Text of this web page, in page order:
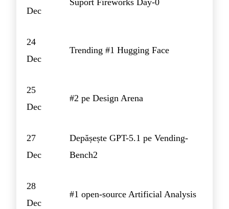
Dec
Suport Fireworks Day-0
24
Dec
Trending #1 Hugging Face
25
Dec
#2 pe Design Arena
27
Dec
Depășește GPT-5.1 pe Vending-
Bench2
28
Dec
#1 open-source Artificial Analysis